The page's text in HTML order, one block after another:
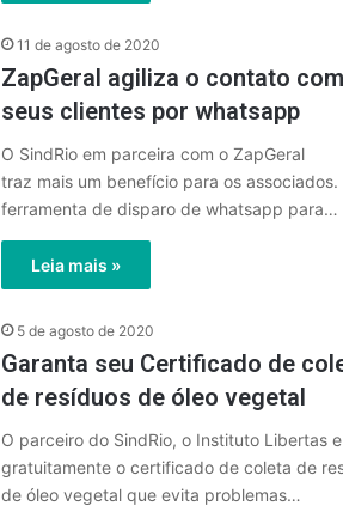
11 de agosto de 2020
ZapGeral agiliza o contato com
seus clientes por whatsapp
O SindRio em parceira com o ZapGeral
traz mais um benefício para os associados.
ferramenta de disparo de whatsapp para…
Leia mais »
5 de agosto de 2020
Garanta seu Certificado de
de resíduos de óleo vegetal
O parceiro do SindRio, o Instituto Libertas
gratuitamente o certificado de coleta de
de óleo vegetal que evita problemas…